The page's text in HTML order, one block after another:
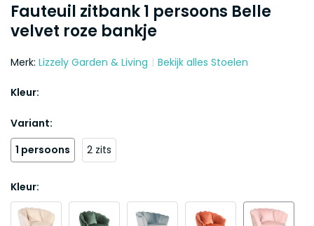
Fauteuil zitbank 1 persoons Belle
velvet roze bankje
Merk: Lizzely Garden & Living Bekijk alles Stoelen
Kleur:
Variant:
1 persoons
2 zits
Kleur: